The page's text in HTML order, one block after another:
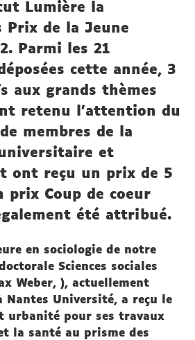
Lumière la
Prix de la Jeune
Parmi les 21
cette année, 3
aux grands thèmes
retenu l’attention du
membres de la
et
ont reçu un prix de 5
prix Coup de coeur
été attribué.
en sociologie de notre
Sciences sociales
Weber, ), actuellement
Nantes Université, a reçu le
urbanité pour ses travaux
la santé au prisme des